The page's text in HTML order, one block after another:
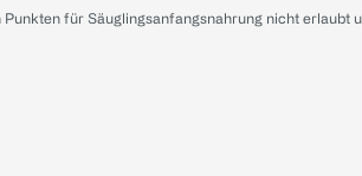
für Säuglingsanfangsnahrung nicht erlaubt